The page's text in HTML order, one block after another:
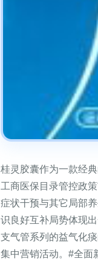
桂灵胶囊作为一款经
工商医保目录管控政
症状干预与其它局部
识良好互补局势体现
支气管系列的益气化
集中营销活动。#全面